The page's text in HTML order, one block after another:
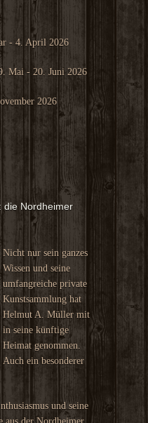
- 4. April 2026
Mai - 20. Juni 2026
2026
die Nordheimer
Nicht nur sein ganzes
Wissen und seine
umfangreiche private
Kunstsammlung hat
Helmut A. Müller mit
in seine künftige
Heimat genommen.
Auch ein besonderer
und seine